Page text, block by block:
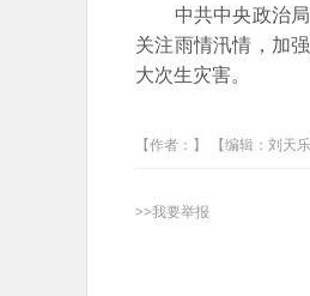
中共中央政治局
关注雨情汛情，加
大次生灾害。
【作者：】 【编辑：刘天乐
>>我要举报